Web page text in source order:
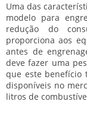
Uma das
modelo para
redução do
proporciona aos
antes de
deve fazer uma
que este benefício
disponíveis no
litros de